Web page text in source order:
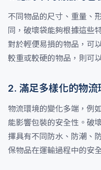
不同物品的尺寸、重量、
同，破壞袋能夠根據這些
對於輕便易損的物品，可
較重或較硬的物品，則可
2. 滿足多樣化的物流
物流環境的變化多端，例
能影響包裝的安全性。破
擇具有不同防水、防潮、
保物品在運輸過程中的安